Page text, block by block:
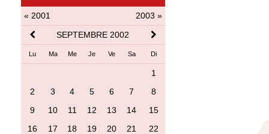
« 2001
2003 »
SEPTEMBRE 2002
Lu Ma Me Je Ve Sa Di
1
2
3 4 5 6 7
8
9
10 11 12 13 14
15
16
17 18 19 20 21
22